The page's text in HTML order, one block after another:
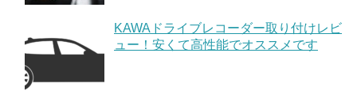
KAWAドライブレコーダー取り付けレビ
ュー！安くて高性能でオススメです